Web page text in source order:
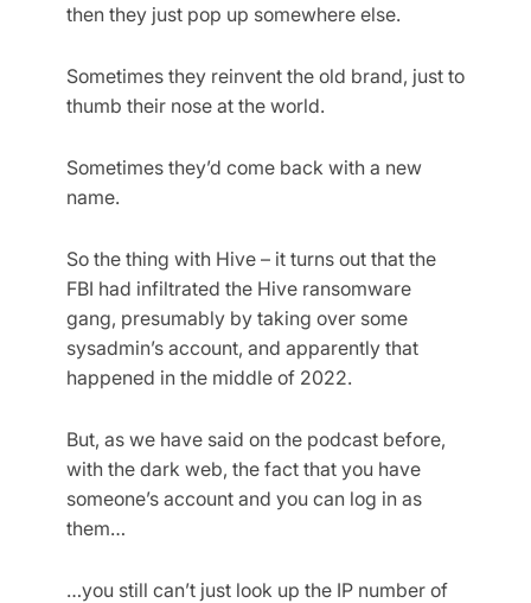
then they just pop up somewhere else.
Sometimes they reinvent the old brand, just to
thumb their nose at the world.
Sometimes they’d come back with a new
name.
So the thing with Hive – it turns out that the
FBI had infiltrated the Hive ransomware
gang, presumably by taking over some
sysadmin’s account, and apparently that
happened in the middle of 2022.
But, as we have said on the podcast before,
with the dark web, the fact that you have
someone’s account and you can log in as
them…
…you still can’t just look up the IP number of